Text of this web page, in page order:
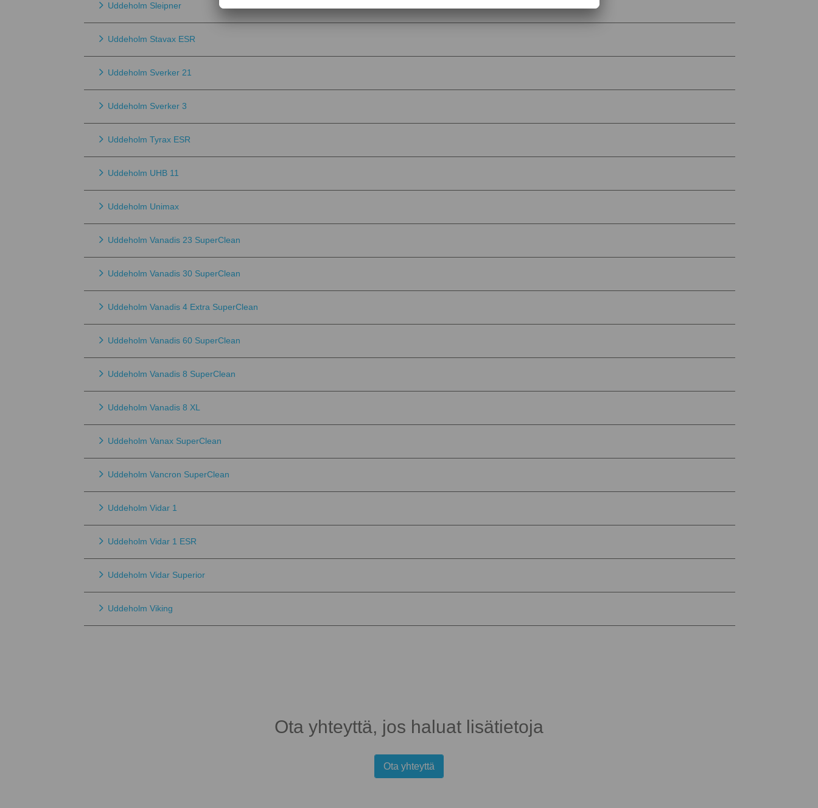
Uddeholm Sleipner
Uddeholm Stavax ESR
Uddeholm Sverker 21
Uddeholm Sverker 3
Uddeholm Tyrax ESR
Uddeholm UHB 11
Uddeholm Unimax
Uddeholm Vanadis 23 SuperClean
Uddeholm Vanadis 30 SuperClean
Uddeholm Vanadis 4 Extra SuperClean
Uddeholm Vanadis 60 SuperClean
Uddeholm Vanadis 8 SuperClean
Uddeholm Vanadis 8 XL
Uddeholm Vanax SuperClean
Uddeholm Vancron SuperClean
Uddeholm Vidar 1
Uddeholm Vidar 1 ESR
Uddeholm Vidar Superior
Uddeholm Viking
Ota yhteyttä, jos haluat lisätietoja
Ota yhteyttä